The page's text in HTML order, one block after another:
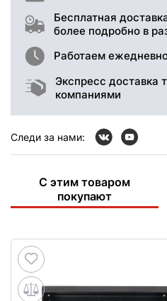
Бесплатная
более подробно в
Работаем
Экспресс доставка
компаниями
Следи за нами:
С этим товаром
покупают